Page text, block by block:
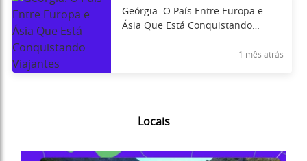
Geórgia: O País Entre Europa e
Ásia Que Está Conquistando
1 mês atrás
Locais